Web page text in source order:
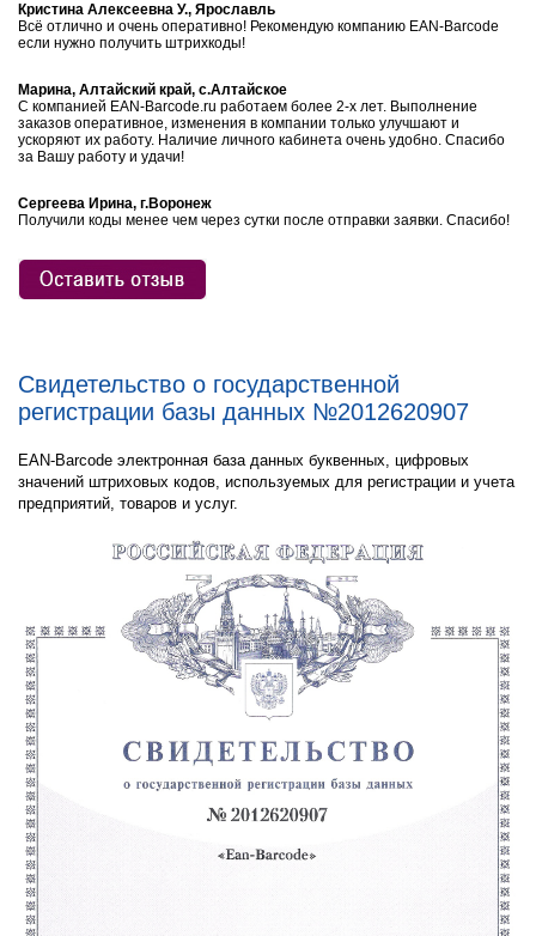
Кристина Алексеевна У., Ярославль
Всё отлично и очень оперативно! Рекомендую компанию EAN-Barcode
если нужно получить штрихкоды!
Марина, Алтайский край, с.Алтайское
С компанией EAN-Barcode.ru работаем более 2-х лет. Выполнение
заказов оперативное, изменения в компании только улучшают и
ускоряют их работу. Наличие личного кабинета очень удобно. Спасибо
за Вашу работу и удачи!
Сергеева Ирина, г.Воронеж
Получили коды менее чем через сутки после отправки заявки. Спасибо!
Свидетельство о государственной
регистрации базы данных №2012620907
EAN-Barcode электронная база данных буквенных, цифровых
значений штриховых кодов, используемых для регистрации и учета
предприятий, товаров и услуг.